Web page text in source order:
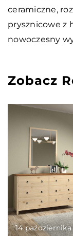
ceramiczne,
prysznicowe z
nowoczesny
Zobacz
14 października